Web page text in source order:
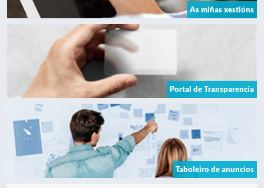
As miñas xestións
Portal de Transparencia
Taboleiro de anuncios